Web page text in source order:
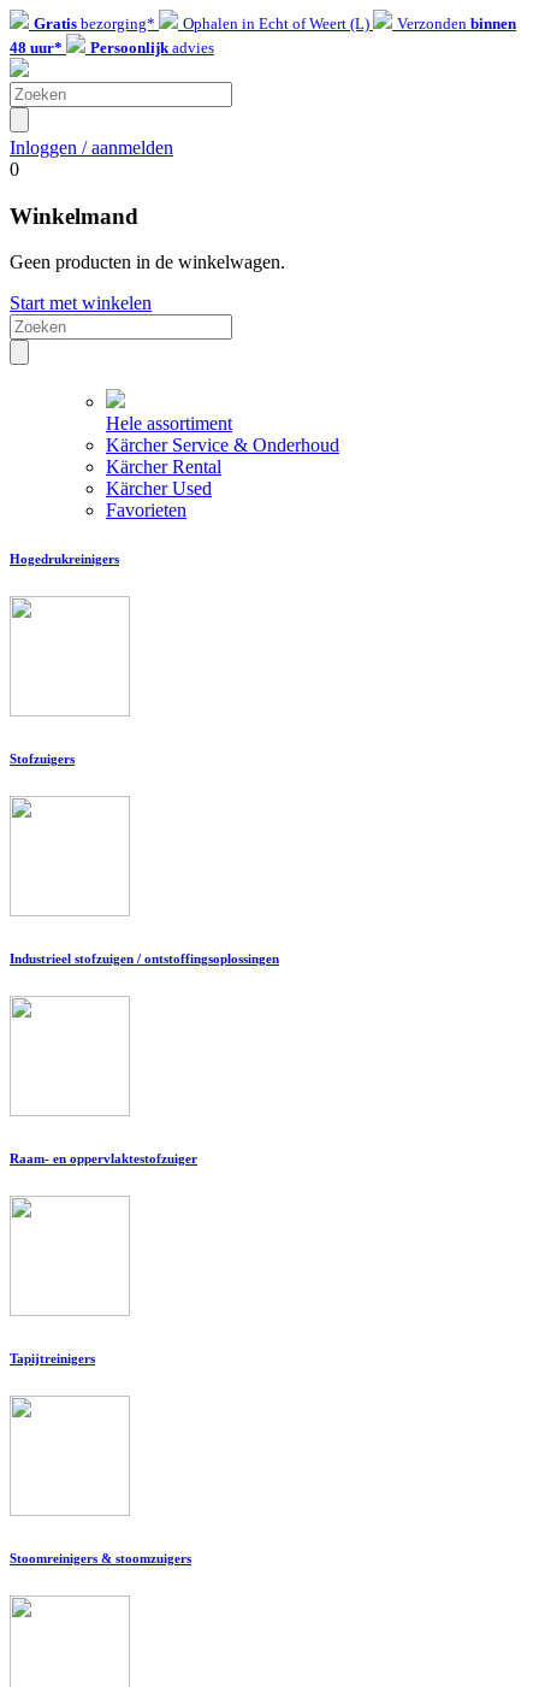
Gratis bezorging* Ophalen in Echt of Weert (L) Verzonden binnen
48 uur*
Persoonlijkadvies
Inloggen / aanmelden
0
Winkelmand
Geen producten in de winkelwagen.
Start met winkelen
Hele assortiment
Kärcher Service & Onderhoud
Kärcher Rental
Kärcher Used
Favorieten
Hogedrukreinigers
Stofzuigers
Industrieel stofzuigen / ontstoffingsoplossingen
Raam- en oppervlaktestofzuiger
Tapijtreinigers
Stoomreinigers & stoomzuigers